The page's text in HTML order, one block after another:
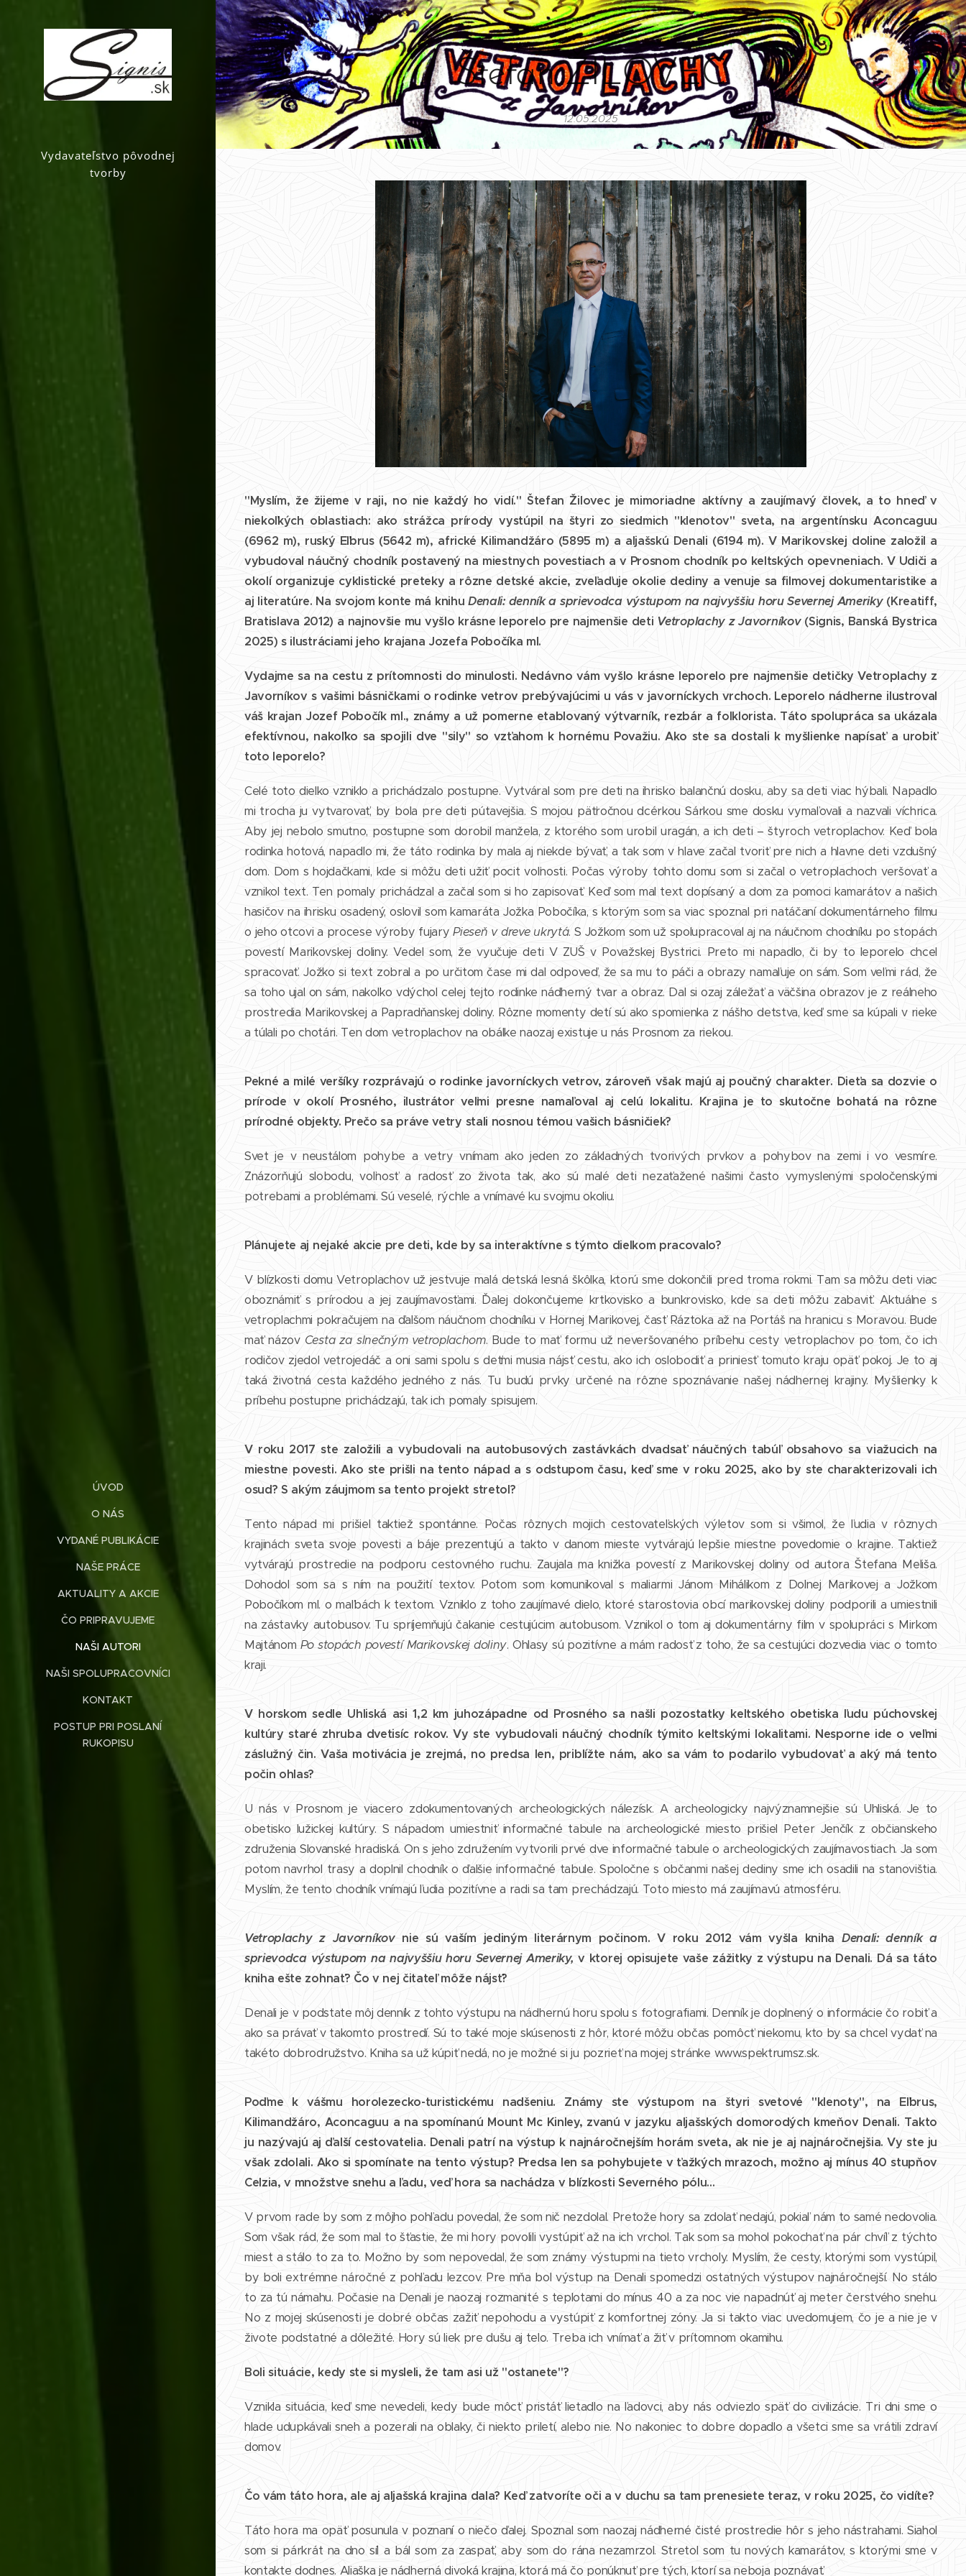
Vydavateľstvo pôvodnej
tvorby
ÚVOD
O NÁS
VYDANÉ PUBLIKÁCIE
NAŠE PRÁCE
AKTUALITY A AKCIE
ČO PRIPRAVUJEME
NAŠI AUTORI
NAŠI SPOLUPRACOVNÍCI
KONTAKT
POSTUP PRI POSLANÍ
RUKOPISU
Štefan ŽILOVEC
12.05.2025
"Myslím, že žijeme v raji, no nie každý ho vidí." Štefan Žilovec je mimoriadne aktívny a zaujímavý človek, a to hneď v
niekoľkých oblastiach: ako strážca prírody vystúpil na štyri zo siedmich "klenotov" sveta, na argentínsku Aconcaguu
(6962 m), ruský Eľbrus (5642 m), africké Kilimandžáro (5895 m) a aljašskú Denali (6194 m). V Marikovskej doline založil a
vybudoval náučný chodník postavený na miestnych povestiach a v Prosnom chodník po keltských opevneniach. V Udiči a
okolí organizuje cyklistické preteky a rôzne detské akcie, zveľaďuje okolie dediny a venuje sa filmovej dokumentaristike a
aj literatúre. Na svojom konte má knihuDenali: denník a sprievodca výstupom na najvyššiu horu Severnej Ameriky(Kreatiff,
Bratislava 2012) a najnovšie mu vyšlo krásne leporelo pre najmenšie deti Vetroplachy z Javorníkov(Signis, Banská Bystrica
2025) s ilustráciami jeho krajana Jozefa Pobočíka ml.
Vydajme sa na cestu z prítomnosti do minulosti. Nedávno vám vyšlo krásne leporelo pre najmenšie detičky Vetroplachy z
Javorníkov s vašimi básničkami o rodinke vetrov prebývajúcimi u vás v javorníckych vrchoch. Leporelo nádherne ilustroval
váš krajan Jozef Pobočík ml., známy a už pomerne etablovaný výtvarník, rezbár a folklorista. Táto spolupráca sa ukázala
efektívnou, nakoľko sa spojili dve "sily" so vzťahom k hornému Považiu. Ako ste sa dostali k myšlienke napísať a urobiť
toto leporelo?
Celé toto dielko vzniklo a prichádzalo postupne. Vytváral som pre deti na ihrisko balančnú dosku, aby sa deti viac hýbali. Napadlo
mi trocha ju vytvarovať, by bola pre deti pútavejšia. S mojou päťročnou dcérkou Sárkou sme dosku vymaľovali a nazvali víchrica.
Aby jej nebolo smutno, postupne som dorobil manžela, z ktorého som urobil uragán, a ich deti – štyroch vetroplachov. Keď bola
rodinka hotová, napadlo mi, že táto rodinka by mala aj niekde bývať, a tak som v hlave začal tvoriť pre nich a hlavne deti vzdušný
dom. Dom s hojdačkami, kde si môžu deti užiť pocit voľnosti. Počas výroby tohto domu som si začal o vetroplachoch veršovať a
vznikol text. Ten pomaly prichádzal a začal som si ho zapisovať. Keď som mal text dopísaný a dom za pomoci kamarátov a našich
hasičov na ihrisku osadený, oslovil som kamaráta Jožka Pobočíka, s ktorým som sa viac spoznal pri natáčaní dokumentárneho filmu
o jeho otcovi a procese výroby fujaryPieseň v dreve ukrytá. S Jožkom som už spolupracoval aj na náučnom chodníku po stopách
povestí Marikovskej doliny. Vedel som, že vyučuje deti V ZUŠ v Považskej Bystrici. Preto mi napadlo, či by to leporelo chcel
spracovať. Jožko si text zobral a po určitom čase mi dal odpoveď, že sa mu to páči a obrazy namaľuje on sám. Som veľmi rád, že
sa toho ujal on sám, nakoľko vdýchol celej tejto rodinke nádherný tvar a obraz. Dal si ozaj záležať a väčšina obrazov je z reálneho
prostredia Marikovskej a Papradňanskej doliny. Rôzne momenty detí sú ako spomienka z nášho detstva, keď sme sa kúpali v rieke
a túlali po chotári. Ten dom vetroplachov na obálke naozaj existuje u nás Prosnom za riekou.
Pekné a milé veršíky rozprávajú o rodinke javorníckych vetrov, zároveň však majú aj poučný charakter. Dieťa sa dozvie o
prírode v okolí Prosného, ilustrátor veľmi presne namaľoval aj celú lokalitu. Krajina je to skutočne bohatá na rôzne
prírodné objekty. Prečo sa práve vetry stali nosnou témou vašich básničiek?
Svet je v neustálom pohybe a vetry vnímam ako jeden zo základných tvorivých prvkov a pohybov na zemi i vo vesmíre.
Znázorňujú slobodu, voľnosť a radosť zo života tak, ako sú malé deti nezaťažené našimi často vymyslenými spoločenskými
potrebami a problémami. Sú veselé, rýchle a vnímavé ku svojmu okoliu.
Plánujete aj nejaké akcie pre deti, kde by sa interaktívne s týmto dielkom pracovalo?
V blízkosti domu Vetroplachov už jestvuje malá detská lesná škôlka, ktorú sme dokončili pred troma rokmi. Tam sa môžu deti viac
oboznámiť s prírodou a jej zaujímavosťami. Ďalej dokončujeme krtkovisko a bunkrovisko, kde sa deti môžu zabaviť. Aktuálne s
vetroplachmi pokračujem na ďalšom náučnom chodníku v Hornej Marikovej, časť Ráztoka až na Portáš na hranicu s Moravou. Bude
mať názov Cesta za slnečným vetroplachom. Bude to mať formu už neveršovaného príbehu cesty vetroplachov po tom, čo ich
rodičov zjedol vetrojedáč a oni sami spolu s deťmi musia nájsť cestu, ako ich oslobodiť a priniesť tomuto kraju opäť pokoj. Je to aj
taká životná cesta každého jedného z nás. Tu budú prvky určené na rôzne spoznávanie našej nádhernej krajiny. Myšlienky k
príbehu postupne prichádzajú, tak ich pomaly spisujem.
V roku 2017 ste založili a vybudovali na autobusových zastávkách dvadsať náučných tabúľ obsahovo sa viažucich na
miestne povesti. Ako ste prišli na tento nápad a s odstupom času, keď sme v roku 2025, ako by ste charakterizovali ich
osud? S akým záujmom sa tento projekt stretol?
Tento nápad mi prišiel taktiež spontánne. Počas rôznych mojich cestovateľských výletov som si všimol, že ľudia v rôznych
krajinách sveta svoje povesti a báje prezentujú a takto v danom mieste vytvárajú lepšie miestne povedomie o krajine. Taktiež
vytvárajú prostredie na podporu cestovného ruchu. Zaujala ma knižka povestí z Marikovskej doliny od autora Štefana Meliša.
Dohodol som sa s ním na použití textov. Potom som komunikoval s maliarmi Jánom Mihálikom z Dolnej Marikovej a Jožkom
Pobočíkom ml. o maľbách k textom. Vzniklo z toho zaujímavé dielo, ktoré starostovia obcí marikovskej doliny podporili a umiestnili
na zástavky autobusov. Tu spríjemňujú čakanie cestujúcim autobusom. Vznikol o tom aj dokumentárny film v spolupráci s Mirkom
Majtánom Po stopách povestí Marikovskej doliny. Ohlasy sú pozitívne a mám radosť z toho, že sa cestujúci dozvedia viac o tomto
kraji.
V horskom sedle Uhliská asi 1,2 km juhozápadne od Prosného sa našli pozostatky keltského obetiska ľudu púchovskej
kultúry staré zhruba dvetisíc rokov. Vy ste vybudovali náučný chodník týmito keltskými lokalitami. Nesporne ide o veľmi
záslužný čin. Vaša motivácia je zrejmá, no predsa len, priblížte nám, ako sa vám to podarilo vybudovať a aký má tento
počin ohlas?
U nás v Prosnom je viacero zdokumentovaných archeologických nálezísk. A archeologicky najvýznamnejšie sú Uhliská. Je to
obetisko lužickej kultúry. S nápadom umiestniť informačné tabule na archeologické miesto prišiel Peter Jenčík z občianskeho
združenia Slovanské hradiská. On s jeho združením vytvorili prvé dve informačné tabule o archeologických zaujímavostiach. Ja som
potom navrhol trasy a doplnil chodník o ďalšie informačné tabule. Spoločne s občanmi našej dediny sme ich osadili na stanovištia.
Myslím, že tento chodník vnímajú ľudia pozitívne a radi sa tam prechádzajú. Toto miesto má zaujímavú atmosféru.
Vetroplachy z Javorníkovnie sú vaším jediným literárnym počinom. V roku 2012 vám vyšla kniha Denali: denník a
sprievodca výstupom na najvyššiu horu Severnej Ameriky,v ktorej opisujete vaše zážitky z výstupu na Denali. Dá sa táto
kniha ešte zohnať? Čo v nej čitateľ môže nájsť?
Denali je v podstate môj denník z tohto výstupu na nádhernú horu spolu s fotografiami. Denník je doplnený o informácie čo robiť a
ako sa právať v takomto prostredí. Sú to také moje skúsenosti z hôr, ktoré môžu občas pomôcť niekomu, kto by sa chcel vydať na
takéto dobrodružstvo. Kniha sa už kúpiť nedá, no je možné si ju pozrieť na mojej stránke www.spektrumsz.sk.
Poďme k vášmu horolezecko-turistickému nadšeniu. Známy ste výstupom na štyri svetové "klenoty", na Eľbrus,
Kilimandžáro, Aconcaguu a na spomínanú Mount Mc Kinley, zvanú v jazyku aljašských domorodých kmeňov Denali. Takto
ju nazývajú aj ďalší cestovatelia. Denali patrí na výstup k najnáročnejším horám sveta, ak nie je aj najnáročnejšia. Vy ste ju
však zdolali. Ako si spomínate na tento výstup? Predsa len sa pohybujete v ťažkých mrazoch, možno aj mínus 40 stupňov
Celzia, v množstve snehu a ľadu, veď hora sa nachádza v blízkosti Severného pólu...
V prvom rade by som z môjho pohľadu povedal, že som nič nezdolal. Pretože hory sa zdolať nedajú, pokiaľ nám to samé nedovolia.
Som však rád, že som mal to šťastie, že mi hory povolili vystúpiť až na ich vrchol. Tak som sa mohol pokochať na pár chvíľ z týchto
miest a stálo to za to. Možno by som nepovedal, že som známy výstupmi na tieto vrcholy. Myslím, že cesty, ktorými som vystúpil,
by boli extrémne náročné z pohľadu lezcov. Pre mňa bol výstup na Denali spomedzi ostatných výstupov najnáročnejší. No stálo
to za tú námahu. Počasie na Denali je naozaj rozmanité s teplotami do mínus 40 a za noc vie napadnúť aj meter čerstvého snehu.
No z mojej skúsenosti je dobré občas zažiť nepohodu a vystúpiť z komfortnej zóny. Ja si takto viac uvedomujem, čo je a nie je v
živote podstatné a dôležité. Hory sú liek pre dušu aj telo. Treba ich vnímať a žiť v prítomnom okamihu.
Boli situácie, kedy ste si mysleli, že tam asi už "ostanete"?
Vznikla situácia, keď sme nevedeli, kedy bude môcť pristáť lietadlo na ľadovci, aby nás odviezlo späť do civilizácie. Tri dni sme o
hlade udupkávali sneh a pozerali na oblaky, či niekto priletí, alebo nie. No nakoniec to dobre dopadlo a všetci sme sa vrátili zdraví
domov.
Čo vám táto hora, ale aj aljašská krajina dala? Keď zatvoríte oči a v duchu sa tam prenesiete teraz, v roku 2025, čo vidíte?
Táto hora ma opäť posunula v poznaní o niečo ďalej. Spoznal som naozaj nádherné čisté prostredie hôr s jeho nástrahami. Siahol
som si párkrát na dno síl a bál som za zaspať, aby som do rána nezamrzol. Stretol som tu nových kamarátov, s ktorými sme v
kontakte dodnes. Aliaška je nádherná divoká krajina, ktorá má čo ponúknuť pre tých, ktorí sa neboja poznávať.